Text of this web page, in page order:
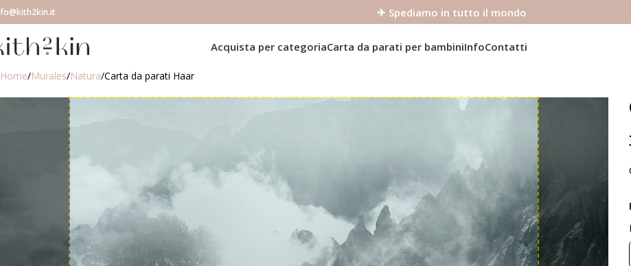
✈ Spediamo in tutto il mondo
Acquista per categoriaCarta da parati per bambiniInfoContatti
Home Murales Natura Carta da parati Haar